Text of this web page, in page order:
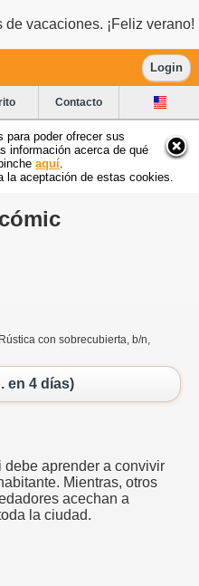
vacaciones. ¡Feliz verano!
Login
Contacto
para poder ofrecer sus
información acerca de qué
aquí
la aceptación de estas cookies.
con sobrecubierta, b/n,
en 4 días)
debe aprender a convivir
Mientras, otros
acechan a
la ciudad.